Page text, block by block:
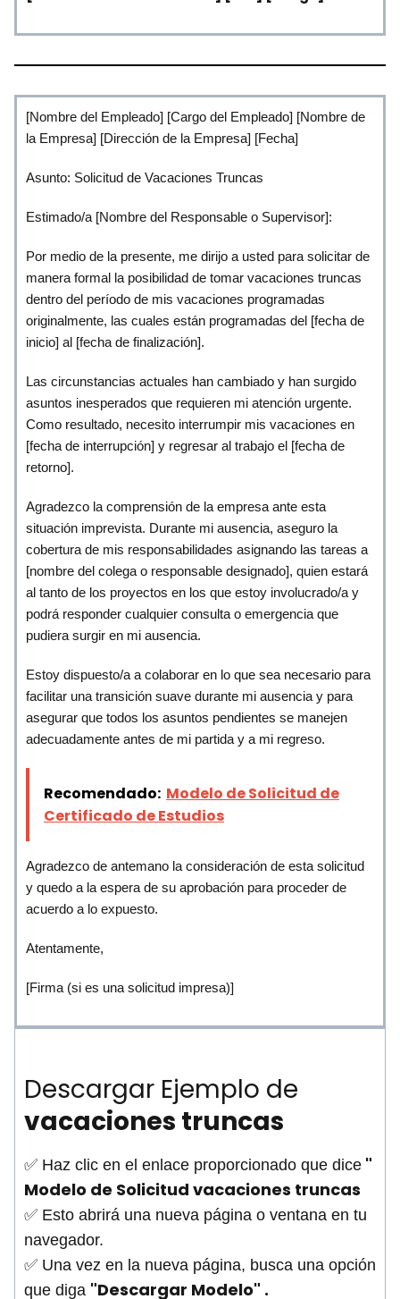
[Nombre del Empleado] [Cargo del Empleado] [Nombre de
la Empresa] [Dirección de la Empresa] [Fecha]
Asunto: Solicitud de Vacaciones Truncas
Estimado/a [Nombre del Responsable o Supervisor]:
Por medio de la presente, me dirijo a usted para solicitar de
manera formal la posibilidad de tomar vacaciones truncas
dentro del período de mis vacaciones programadas
originalmente, las cuales están programadas del [fecha de
inicio] al [fecha de finalización].
Las circunstancias actuales han cambiado y han surgido
asuntos inesperados que requieren mi atención urgente.
Como resultado, necesito interrumpir mis vacaciones en
[fecha de interrupción] y regresar al trabajo el [fecha de
retorno].
Agradezco la comprensión de la empresa ante esta
situación imprevista. Durante mi ausencia, aseguro la
cobertura de mis responsabilidades asignando las tareas a
[nombre del colega o responsable designado], quien estará
al tanto de los proyectos en los que estoy involucrado/a y
podrá responder cualquier consulta o emergencia que
pudiera surgir en mi ausencia.
Estoy dispuesto/a a colaborar en lo que sea necesario para
facilitar una transición suave durante mi ausencia y para
asegurar que todos los asuntos pendientes se manejen
adecuadamente antes de mi partida y a mi regreso.
Recomendado: Modelo de Solicitud de
Certificado de Estudios
Agradezco de antemano la consideración de esta solicitud
y quedo a la espera de su aprobación para proceder de
acuerdo a lo expuesto.
Atentamente,
[Firma (si es una solicitud impresa)]
Descargar Ejemplo de
vacaciones truncas
✅ Haz clic en el enlace proporcionado que dice "
Modelo de Solicitud vacaciones truncas
✅ Esto abrirá una nueva página o ventana en tu
navegador.
✅ Una vez en la nueva página, busca una opción
que diga "Descargar Modelo" .